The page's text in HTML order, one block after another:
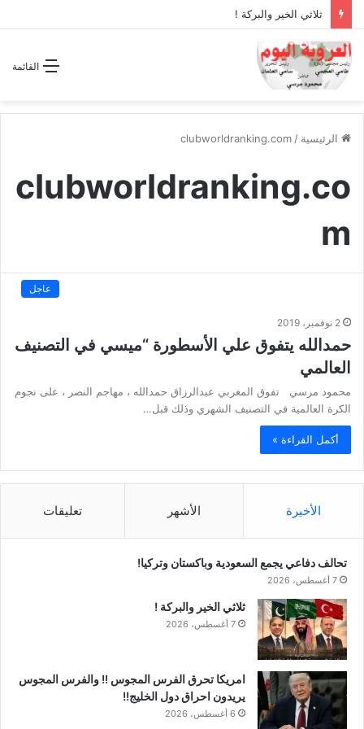
ثلاثي الخير والبركة !
القائمة
الرئيسية /
clubworldranking.com
clubworldranking.co
m
عاجل
2 نوفمبر، 2019
حمدالله يتفوق علي الأسطورة “ميسي في التصنيف
العالمي
محمود مرسي تفوق المغربي عبدالرزاق حمدالله ، مهاجم النصر ، على نجوم
الكرة العالمية في التصنيف الشهري وذلك قبل…
أكمل القراءة »
الأخيرة الأشهر تعليقات
تحالف دفاعي يجمع السعودية وباكستان وتركيا!
7 أغسطس، 2026
ثلاثي الخير والبركة !
7 أغسطس، 2026
امريكا تحرق الفرس المجوس !! والفرس المجوس
يريدون احراق دول الخليج!!
6 أغسطس، 2026